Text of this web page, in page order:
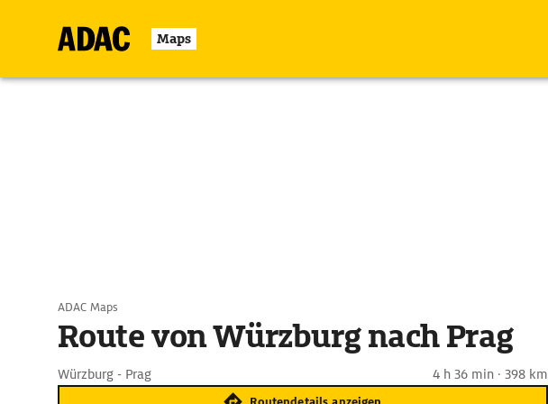
Maps
ADAC Maps
Route von Würzburg nach Prag
Würzburg - Prag 4 h 36 min · 398 km